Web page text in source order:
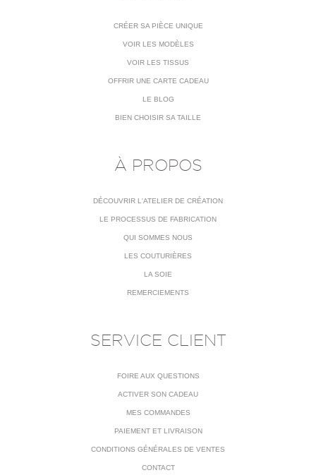
CRÉER SA PIÈCE UNIQUE
VOIR LES MODÈLES
VOIR LES TISSUS
OFFRIR UNE CARTE CADEAU
LE BLOG
BIEN CHOISIR SA TAILLE
À PROPOS
DÉCOUVRIR L'ATELIER DE CRÉATION
LE PROCESSUS DE FABRICATION
QUI SOMMES NOUS
LES COUTURIÈRES
LA SOIE
REMERCIEMENTS
SERVICE CLIENT
FOIRE AUX QUESTIONS
ACTIVER SON CADEAU
MES COMMANDES
PAIEMENT ET LIVRAISON
CONDITIONS GÉNÉRALES DE VENTES
CONTACT